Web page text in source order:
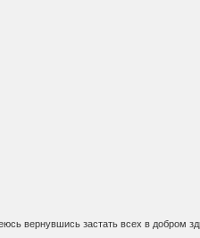
вернувшись застать всех в добром